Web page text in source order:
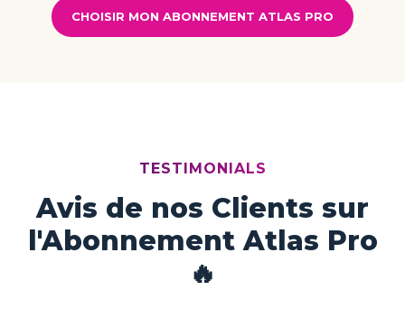
CHOISIR MON ABONNEMENT ATLAS PRO
Avis de nos Clients sur
l'Abonnement Atlas Pro
🔥
TESTIMONIALS